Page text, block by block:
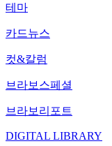
테마
카드뉴스
컷&칼럼
브라보스페셜
브라보리포트
DIGITAL LIBRARY